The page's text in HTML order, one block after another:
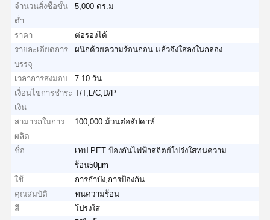
จำนวนสั่งซื้อขั้น
ต่ำ
5,000 ตร.ม
ราคา
ต่อรองได้
รายละเอียดการ
บรรจุ
ผนึกด้วยความร้อนก่อน แล้วจึงใส่ลงในกล่อง
เวลาการส่งมอบ
7-10 วัน
เงื่อนไขการชำระ
เงิน
T/T,L/C,D/P
สามารถในการ
ผลิต
100,000 ม้วนต่อสัปดาห์
ชื่อ
เทป PET ป้องกันไฟฟ้าสถิตย์โปร่งใสทนความ
ร้อน50μm
ใช้
การกำบัง,การป้องกัน
คุณสมบัติ
ทนความร้อน
สี
โปร่งใส